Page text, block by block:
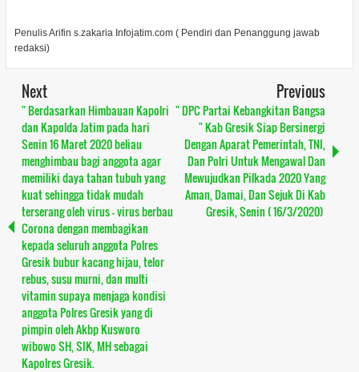
Penulis Arifin s.zakaria Infojatim.com ( Pendiri dan Penanggung jawab
redaksi)
Next
" Berdasarkan Himbauan Kapolri
dan Kapolda Jatim pada hari
Senin 16 Maret 2020 beliau
menghimbau bagi anggota agar
memiliki daya tahan tubuh yang
kuat sehingga tidak mudah
terserang oleh virus - virus berbau
Corona dengan membagikan
kepada seluruh anggota Polres
Gresik bubur kacang hijau, telor
rebus, susu murni, dan multi
vitamin supaya menjaga kondisi
anggota Polres Gresik yang di
pimpin oleh Akbp Kusworo
wibowo SH, SIK, MH sebagai
Kapolres Gresik.
Previous
" DPC Partai Kebangkitan Bangsa
" Kab Gresik Siap Bersinergi
Dengan Aparat Pemerintah, TNI,
Dan Polri Untuk Mengawal Dan
Mewujudkan Pilkada 2020 Yang
Aman, Damai, Dan Sejuk Di Kab
Gresik, Senin ( 16/3/2020)